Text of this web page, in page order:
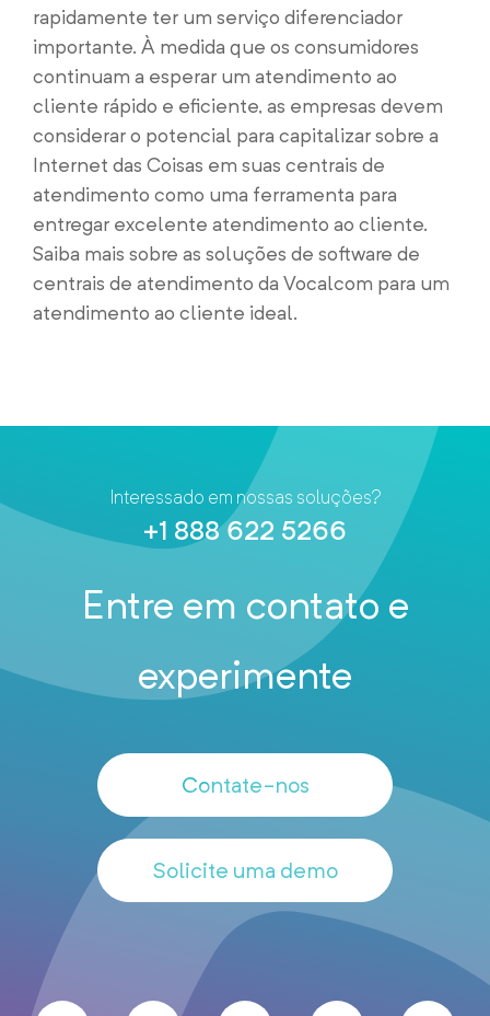
rapidamente ter um serviço diferenciador
importante. À medida que os consumidores
continuam a esperar um atendimento ao
cliente rápido e eficiente, as empresas devem
considerar o potencial para capitalizar sobre a
Internet das Coisas em suas centrais de
atendimento como uma ferramenta para
entregar excelente atendimento ao cliente.
Saiba mais sobre as soluções de software de
centrais de atendimento da Vocalcom para um
atendimento ao cliente ideal.
Interessado em nossas soluções?
+1 888 622 5266
Entre em contato e
experimente
Contate-nos
Solicite uma demo